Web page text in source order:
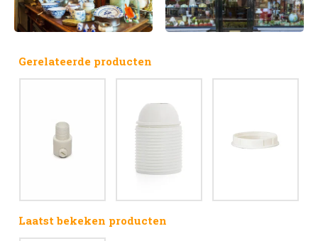
Gerelateerde producten
Laatst bekeken producten